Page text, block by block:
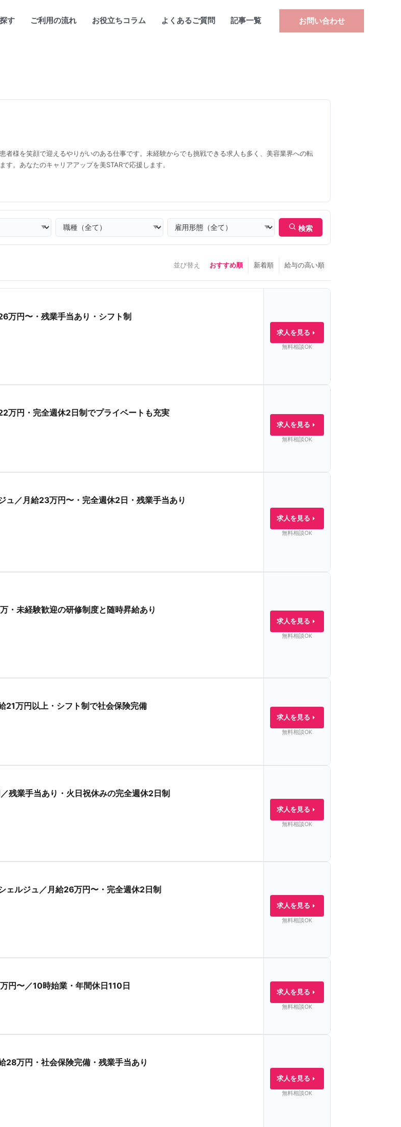
す ご利用の流れ お役立ちコラム よくあるご質問 記事一覧 お問い合わせ
者様を笑顔で迎えるやりがいのある仕事です。未経験からでも挑戦できる求人も多く、美容業界への転
。あなたのキャリアアップを美STARで応援します。
検索
並び替え おすすめ順 新着順 給与の高い順
万円〜・残業手当あり・シフト制
求人を見る
無料相談OK
万円・完全週休2日制でプライベートも充実
求人を見る
無料相談OK
ュ／月給23万円〜・完全週休2日・残業手当あり
求人を見る
無料相談OK
・未経験歓迎の研修制度と随時昇給あり
求人を見る
無料相談OK
21万円以上・シフト制で社会保険完備
求人を見る
無料相談OK
残業手当あり・火日祝休みの完全週休2日制
求人を見る
無料相談OK
ェルジュ／月給26万円〜・完全週休2日制
求人を見る
無料相談OK
円〜／10時始業・年間休日110日
求人を見る
無料相談OK
28万円・社会保険完備・残業手当あり
求人を見る
無料相談OK